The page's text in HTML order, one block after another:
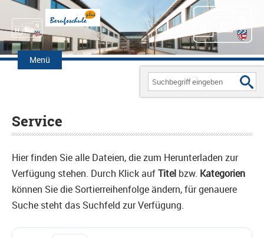
Menü
Zum
Inhalt
Search
for:
Service
Hier finden Sie alle Dateien, die zum Herunterladen zur
Verfügung stehen. Durch Klick aufTitel bzw. Kategorien
können Sie die Sortierreihenfolge ändern, für genauere
Suche steht das Suchfeld zur Verfügung.